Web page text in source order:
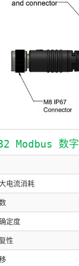
Modbus 数
电流消耗
定度
性